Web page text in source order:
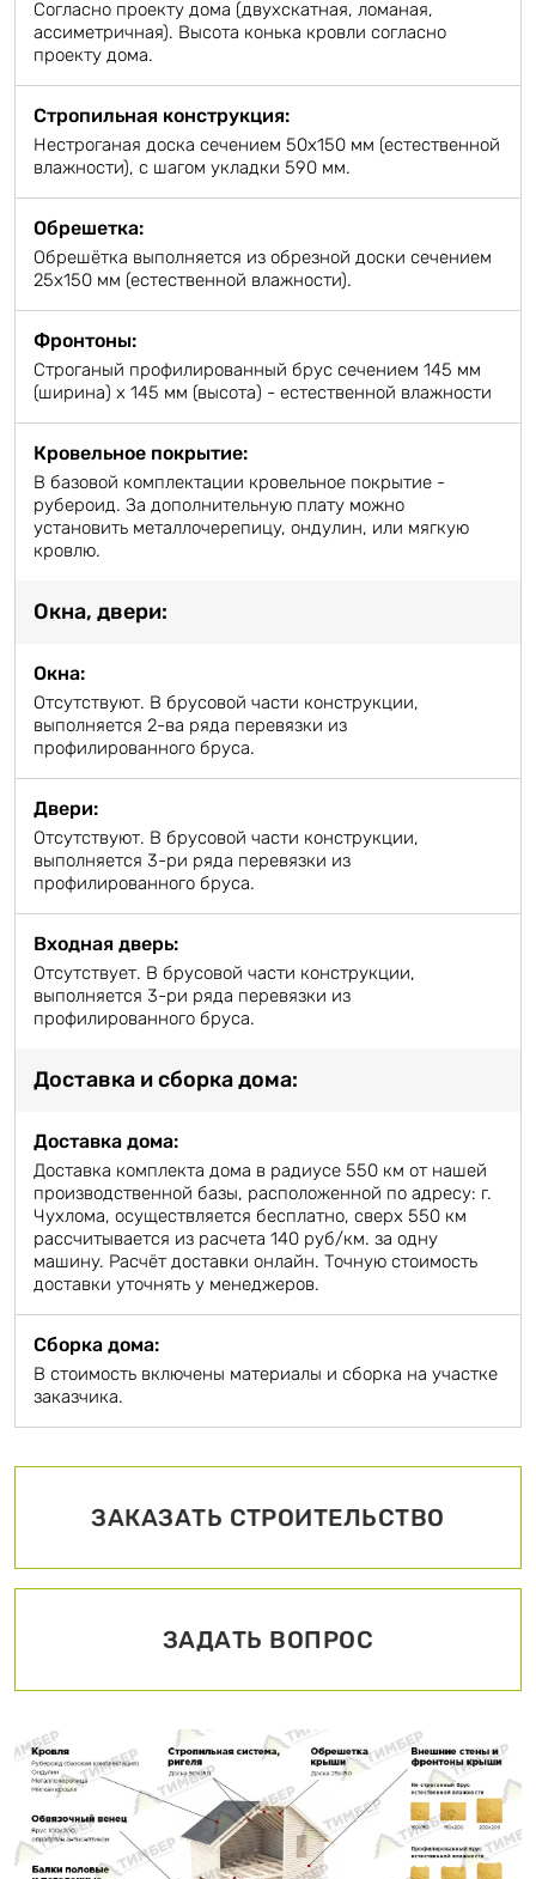
Согласно проекту дома (двухскатная, ломаная,
ассиметричная). Высота конька кровли согласно
проекту дома.
Стропильная конструкция:
Нестроганая доска сечением 50х150 мм (естественной
влажности), с шагом укладки 590 мм.
Обрешетка:
Обрешётка выполняется из обрезной доски сечением
25х150 мм (естественной влажности).
Фронтоны:
Строганый профилированный брус сечением 145 мм
(ширина) х 145 мм (высота) - естественной влажности
Кровельное покрытие:
В базовой комплектации кровельное покрытие -
рубероид. За дополнительную плату можно
установить металлочерепицу, ондулин, или мягкую
кровлю.
Окна, двери:
Окна:
Отсутствуют. В брусовой части конструкции,
выполняется 2-ва ряда перевязки из
профилированного бруса.
Двери:
Отсутствуют. В брусовой части конструкции,
выполняется 3-ри ряда перевязки из
профилированного бруса.
Входная дверь:
Отсутствует. В брусовой части конструкции,
выполняется 3-ри ряда перевязки из
профилированного бруса.
Доставка и сборка дома:
Доставка дома:
Доставка комплекта дома в радиусе 550 км от нашей
производственной базы, расположенной по адресу: г.
Чухлома, осуществляется бесплатно, сверх 550 км
рассчитывается из расчета 140 руб/км. за одну
машину. Расчёт доставки онлайн. Точную стоимость
доставки уточнять у менеджеров.
Сборка дома:
В стоимость включены материалы и сборка на участке
заказчика.
ЗАКАЗАТЬ СТРОИТЕЛЬСТВО
ЗАДАТЬ ВОПРОС